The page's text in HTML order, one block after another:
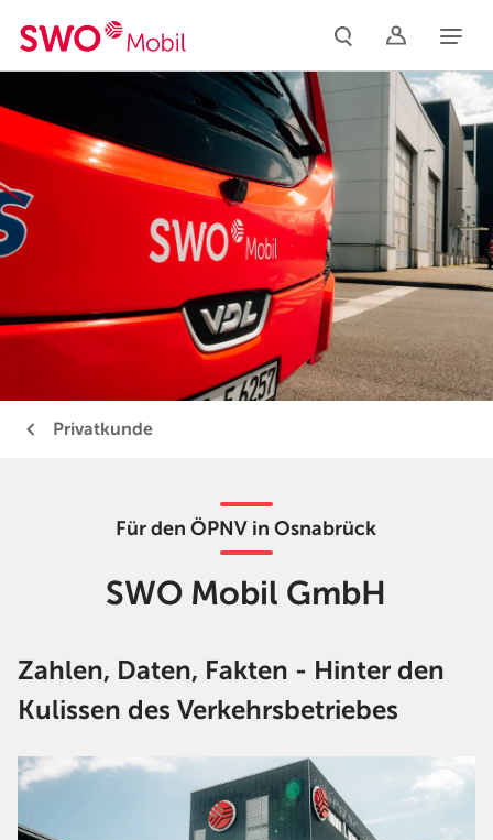
Privatkunde
Für den ÖPNV in Osnabrück
SWO Mobil GmbH
Zahlen, Daten, Fakten - Hinter den
Kulissen des Verkehrsbetriebes